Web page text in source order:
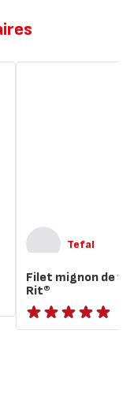
Tefal
Filet mignon de
Rit®
ratings.NaN